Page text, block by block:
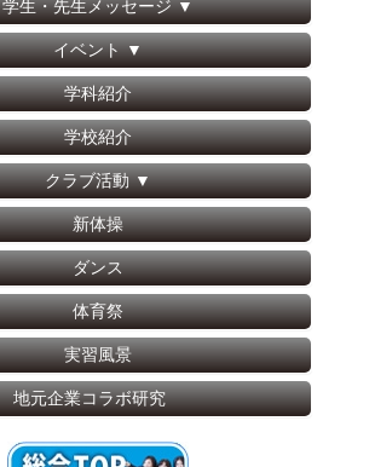
学生・先生メッセージ ▼
イベント ▼
学科紹介
学校紹介
クラブ活動 ▼
新体操
ダンス
体育祭
実習風景
地元企業コラボ研究